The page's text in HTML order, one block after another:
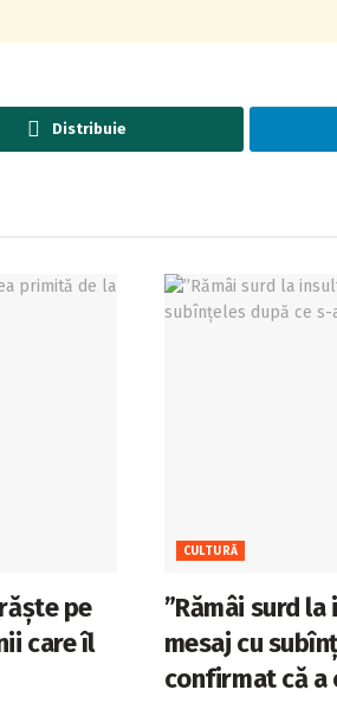
Distribuie
pe
care îl
CULTURĂ
”Rămâi surd la
mesaj cu
confirmat că a